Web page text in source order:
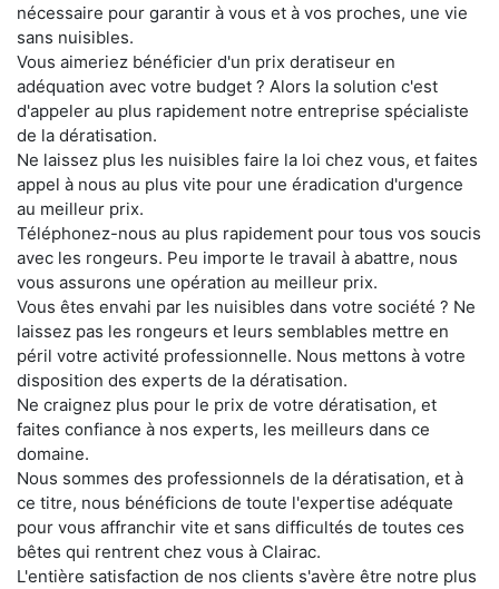
nécessaire pour garantir à vous et à vos proches, une vie
sans nuisibles.
Vous aimeriez bénéficier d'un prix deratiseur en
adéquation avec votre budget ? Alors la solution c'est
d'appeler au plus rapidement notre entreprise spécialiste
de la dératisation.
Ne laissez plus les nuisibles faire la loi chez vous, et faites
appel à nous au plus vite pour une éradication d'urgence
au meilleur prix.
Téléphonez-nous au plus rapidement pour tous vos soucis
avec les rongeurs. Peu importe le travail à abattre, nous
vous assurons une opération au meilleur prix.
Vous êtes envahi par les nuisibles dans votre société ? Ne
laissez pas les rongeurs et leurs semblables mettre en
péril votre activité professionnelle. Nous mettons à votre
disposition des experts de la dératisation.
Ne craignez plus pour le prix de votre dératisation, et
faites confiance à nos experts, les meilleurs dans ce
domaine.
Nous sommes des professionnels de la dératisation, et à
ce titre, nous bénéficions de toute l'expertise adéquate
pour vous affranchir vite et sans difficultés de toutes ces
bêtes qui rentrent chez vous à Clairac.
L'entière satisfaction de nos clients s'avère être notre plus